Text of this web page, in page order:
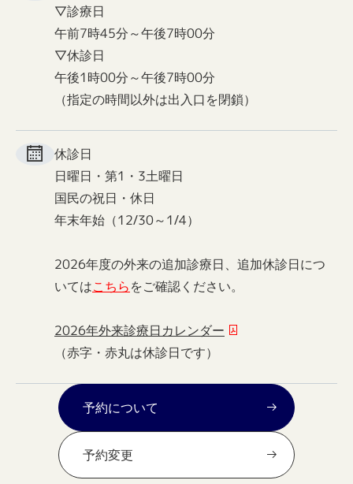
▽診療日
午前7時45分～午後7時00分
▽休診日
午後1時00分～午後7時00分
（指定の時間以外は出入口を閉鎖）
休診日
日曜日・第1・3土曜日
国民の祝日・休日
年末年始（12/30～1/4）
2026年度の外来の追加診療日、追加休診日につ
いてはこちらをご確認ください。
2026年外来診療日カレンダー
（赤字・赤丸は休診日です）
予約について
予約変更